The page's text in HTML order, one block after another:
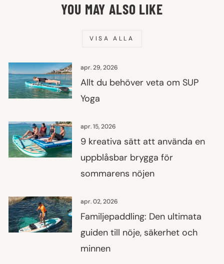
YOU MAY ALSO LIKE
VISA ALLA
apr. 29, 2026
Allt du behöver veta om SUP
Yoga
apr. 15, 2026
9 kreativa sätt att använda en
uppblåsbar brygga för
sommarens nöjen
apr. 02, 2026
Familjepaddling: Den ultimata
guiden till nöje, säkerhet och
minnen